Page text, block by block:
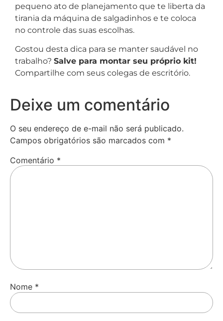
pequeno ato de planejamento que te liberta da
tirania da máquina de salgadinhos e te coloca
no controle das suas escolhas.
Gostou desta dica para se manter saudável no
trabalho? Salve para montar seu próprio kit!
Compartilhe com seus colegas de escritório.
Deixe um comentário
O seu endereço de e-mail não será publicado.
Campos obrigatórios são marcados com *
Comentário *
Nome *